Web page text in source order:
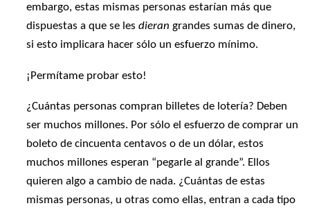
embargo, estas mismas personas estarían más que
dispuestas a que se lesdieran grandes sumas de dinero,
si esto implicara hacer sólo un esfuerzo mínimo.
¡Permítame probar esto!
¿Cuántas personas compran billetes de lotería? Deben
ser muchos millones. Por sólo el esfuerzo de comprar un
boleto de cincuenta centavos o de un dólar, estos
muchos millones esperan “pegarle al grande”. Ellos
quieren algo a cambio de nada. ¿Cuántas de estas
mismas personas, u otras como ellas, entran a cada tipo